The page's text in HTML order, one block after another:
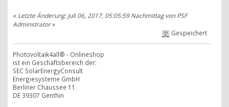
« Letzte Änderung: Juli 06, 2017, 05:05:59 Nachmittag von PSF
Adminstrator»
Gespeichert
Photovoltaik4all® - Onlineshop
ist ein Geschäftsbereich der:
SEC SolarEnergyConsult
Energiesysteme GmbH
Berliner Chaussee 11
DE 39307 Genthin